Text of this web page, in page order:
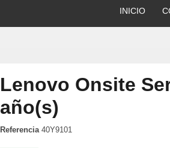
INICIO
Lenovo Onsite
año(s)
Referencia 40Y9101